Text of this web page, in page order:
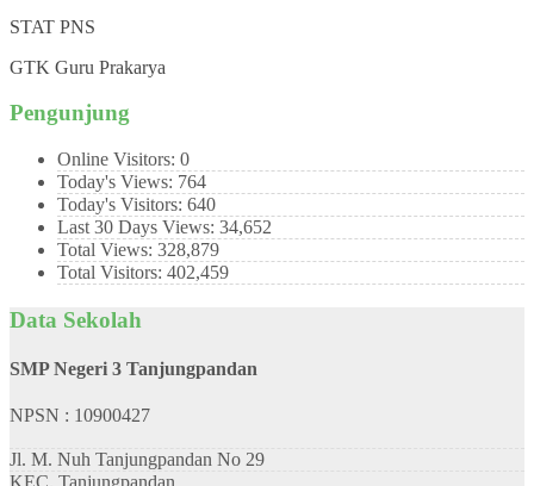
STAT PNS
GTK Guru Prakarya
Pengunjung
Online Visitors: 0
Today's Views: 764
Today's Visitors: 640
Last 30 Days Views: 34,652
Total Views: 328,879
Total Visitors: 402,459
Data Sekolah
SMP Negeri 3 Tanjungpandan
NPSN : 10900427
Jl. M. Nuh Tanjungpandan No 29